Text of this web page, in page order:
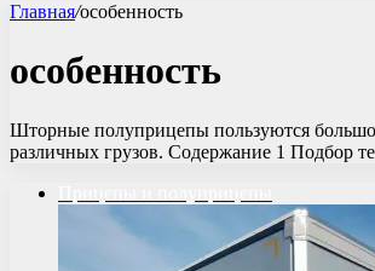
Главная/особенность
особенность
Шторные полуприцепы пользуются
различных грузов. Содержание 1 Подбор